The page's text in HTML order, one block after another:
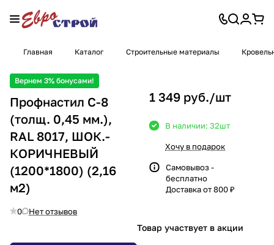
Главная Каталог Строительные материалы
Вернем 3% бонусами!
Профнастил С-8
(толщ. 0,45 мм.),
RAL 8017, ШОК.-
КОРИЧНЕВЫЙ
(1200*1800) (2,16
м2)
0 Нет отзывов
1 349 руб./шт
В наличии: 32шт
Хочу в подарок
Самовывоз -
бесплатно
Доставка от 800 ₽
Товар участвует в акции